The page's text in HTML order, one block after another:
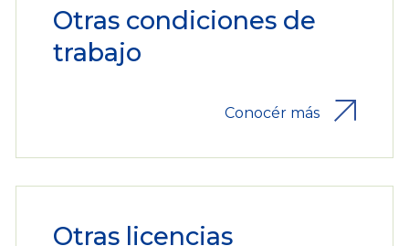
Otras condiciones de
trabajo
Conocér más
Otras licencias